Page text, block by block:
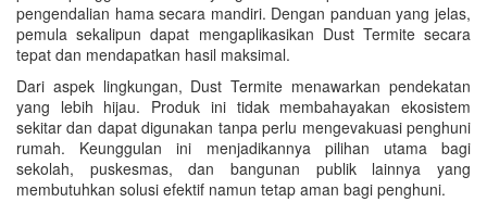
pengendalian hama secara mandiri. Dengan panduan yang jelas,
pemula sekalipun dapat mengaplikasikan Dust Termite secara
tepat dan mendapatkan hasil maksimal.
Dari aspek lingkungan, Dust Termite menawarkan pendekatan
yang lebih hijau. Produk ini tidak membahayakan ekosistem
sekitar dan dapat digunakan tanpa perlu mengevakuasi penghuni
rumah. Keunggulan ini menjadikannya pilihan utama bagi
sekolah, puskesmas, dan bangunan publik lainnya yang
membutuhkan solusi efektif namun tetap aman bagi penghuni.